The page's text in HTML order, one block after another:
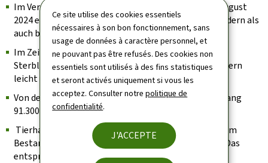
Ce site utilise des cookies essentiels
nécessaires à son bon fonctionnement, sans
usage de données à caractère personnel, et
ne pouvant pas être refusés. Des cookies non
essentiels sont utilisés à des fins statistiques
et seront activés uniquement si vous les
acceptez. Consulter notrepolitique de
confidentialité.
J'ACCEPTE
Im Vergleich zum August 2023, stellte die ALVA im August
2024 eine erhöhte Sterblichkeitsrate sowohl bei Rindern als
auch bei Schafen fest.
Im Zeitraum vom 9. bis 15. September 2024 ging die
Sterblichkeit im Vergleich zum August 2024, bei Rindern
leicht und bei Schafen sogar deutlich zurück.
Von den 240.000 verfügbaren Impfdosen wurden bislang
91.300 Dosen an die Tierärzte verteilt.
Tierhalter, welche eine erhöhte Sterblichkeit in ihrem
Bestand feststellen, sollen dies der ALVA mitteilen. Das
entsprechende
Formular ist hier verfügbar